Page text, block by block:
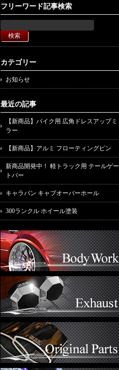
フリーワード記事検索
カテゴリー
お知らせ
最近の記事
【新商品】バイク用 広角ドレスアップミ
ラー
【新商品】アルミ フローティングピン
新商品開発中！ 軽トラック用 テールゲー
トバー
キャラバン キャブオーバーホール
300ランクル ホイール塗装